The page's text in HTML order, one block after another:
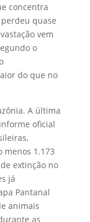
concentra
quase
vem
o
do que no
A última
oficial
menos 1.173
extinção no
já
Pantanal
animais
as